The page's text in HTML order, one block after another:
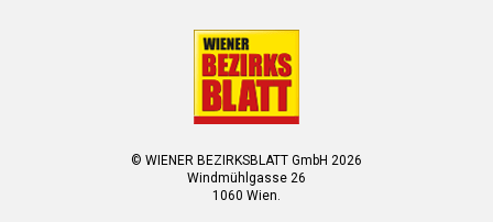
© WIENER BEZIRKSBLATT GmbH 2026
Windmühlgasse 26
1060 Wien.